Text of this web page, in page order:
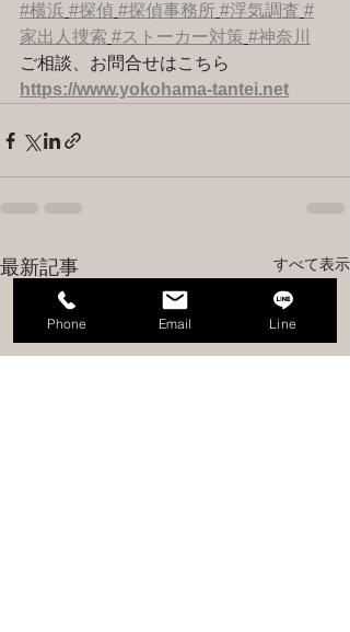
#横浜 #探偵 #探偵事務所 #浮気調査 #
家出人捜索 #ストーカー対策 #神奈川
ご相談、お問合せはこちら
https://www.yokohama-tantei.net
最新記事 すべて表示
Phone Email Line